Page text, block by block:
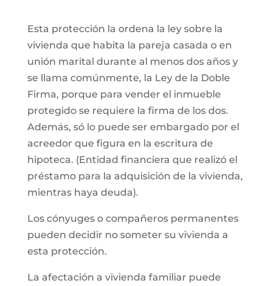
Esta protección la ordena la ley sobre la
vivienda que habita la pareja casada o en
unión marital durante al menos dos años y
se llama comúnmente, la Ley de la Doble
Firma, porque para vender el inmueble
protegido se requiere la firma de los dos.
Además, só lo puede ser embargado por el
acreedor que figura en la escritura de
hipoteca. (Entidad financiera que realizó el
préstamo para la adquisición de la vivienda,
mientras haya deuda).
Los cónyuges o compañeros permanentes
pueden decidir no someter su vivienda a
esta protección.
La afectación a vivienda familiar puede